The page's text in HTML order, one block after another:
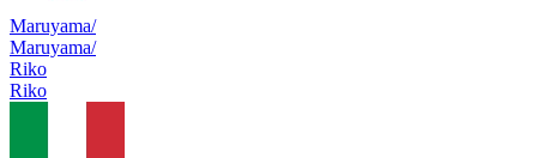
Maruyama/
Maruyama/
Riko
Riko